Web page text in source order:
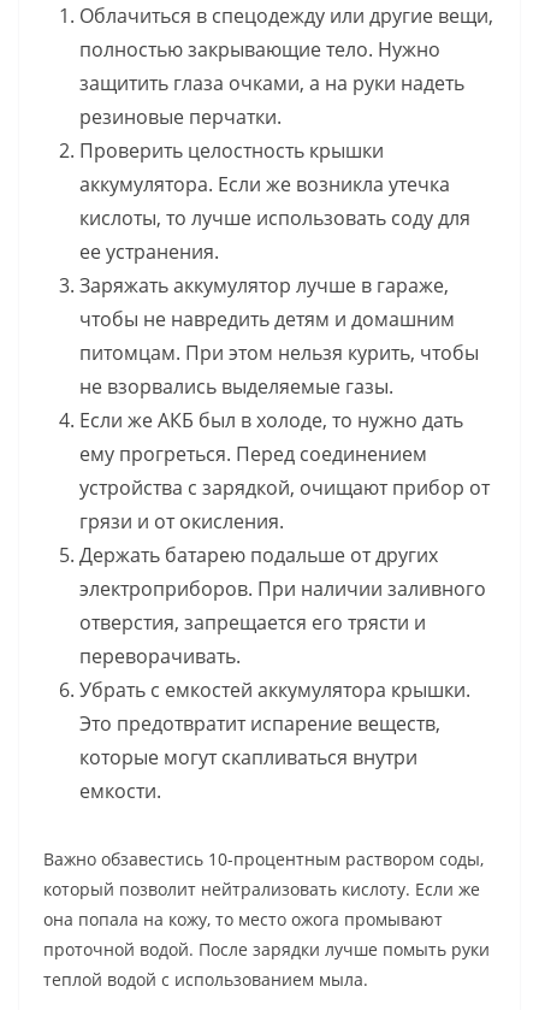
Облачиться в спецодежду или другие вещи,
полностью закрывающие тело. Нужно
защитить глаза очками, а на руки надеть
резиновые перчатки.
Проверить целостность крышки
аккумулятора. Если же возникла утечка
кислоты, то лучше использовать соду для
ее устранения.
Заряжать аккумулятор лучше в гараже,
чтобы не навредить детям и домашним
питомцам. При этом нельзя курить, чтобы
не взорвались выделяемые газы.
Если же АКБ был в холоде, то нужно дать
ему прогреться. Перед соединением
устройства с зарядкой, очищают прибор от
грязи и от окисления.
Держать батарею подальше от других
электроприборов. При наличии заливного
отверстия, запрещается его трясти и
переворачивать.
Убрать с емкостей аккумулятора крышки.
Это предотвратит испарение веществ,
которые могут скапливаться внутри
емкости.
Важно обзавестись 10-процентным раствором соды,
который позволит нейтрализовать кислоту. Если же
она попала на кожу, то место ожога промывают
проточной водой. После зарядки лучше помыть руки
теплой водой с использованием мыла.